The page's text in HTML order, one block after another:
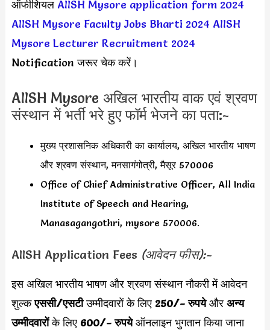
ऑफीशियल AIISH Mysore application form 2024
AIISH Mysore Faculty Jobs Bharti 2024 AIISH
Mysore Lecturer Recruitment 2024
Notification जरूर चेक करें।
AIISH Mysore अखिल भारतीय वाक एवं श्रवण
संस्थान में भर्ती भरे हुए फॉर्म भेजने का पता:-
मुख्य प्रशासनिक अधिकारी का कार्यालय, अखिल भारतीय भाषण
और श्रवण संस्थान, मनसागंगोत्री, मैसूर 570006
Office of Chief Administrative Officer, All India
Institute of Speech and Hearing,
Manasagangothri, mysore 570006.
AIISH Application Fees (आवेदन फीस):-
इस अखिल भारतीय भाषण और श्रवण संस्थान नौकरी में आवेदन
शुल्कएससी/एसटीउम्मीदवारों के लिए 250/- रुपयेऔर अन्य
उम्मीदवारोंके लिए 600/- रुपयेऑनलाइन भुगतान किया जाना